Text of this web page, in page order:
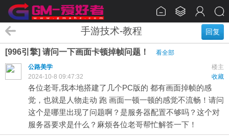
回复
手游技术-教程
[996引擎] 请问一下画面卡顿掉帧问题！
看全部
楼主
公路美学
收藏
2024-10-8 09:47:32
各位老哥,我本地搭建了几个PC版的 都有画面掉帧的感
觉，也就是人物走动 跑 画面一顿一顿的感觉不流畅！请问
这个是哪里出现了问题啊？是服务器配置不够吗？这个对
服务器要求是什么？麻烦各位老哥帮忙解答一下！